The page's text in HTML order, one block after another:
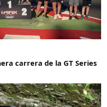
carrera de la GT Series